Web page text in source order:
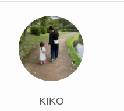
KIKO